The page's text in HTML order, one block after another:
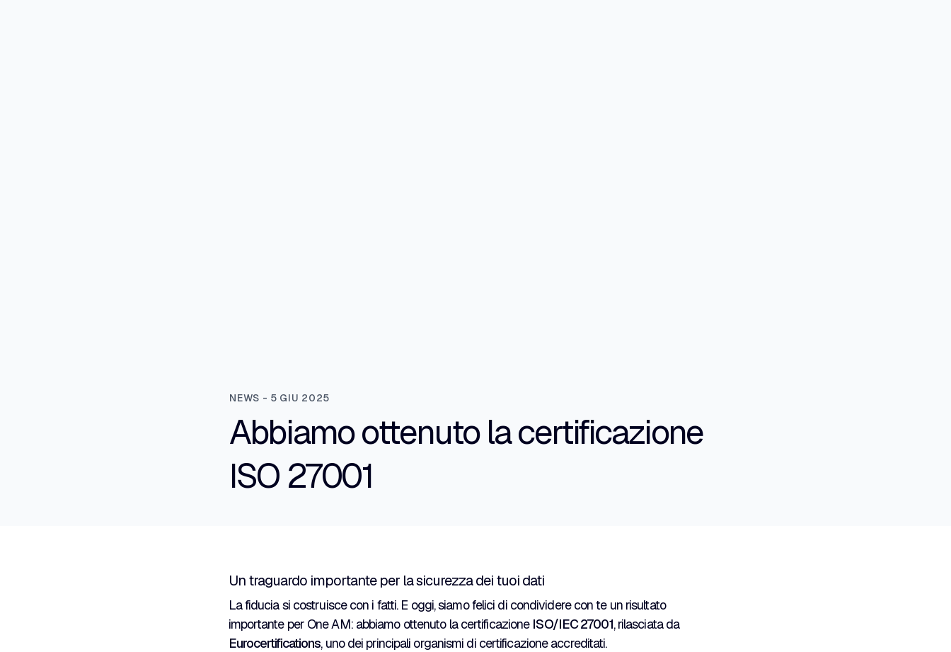
NEWS - 5 GIU 2025
Abbiamo ottenuto la certificazione
ISO 27001
Un traguardo importante per la sicurezza dei tuoi dati
La fiducia si costruisce con i fatti. E oggi, siamo felici di condividere con te un risultato
importante per One AM: abbiamo ottenuto la certificazione ISO/IEC 27001, rilasciata da
Eurocertifications, uno dei principali organismi di certificazione accreditati.